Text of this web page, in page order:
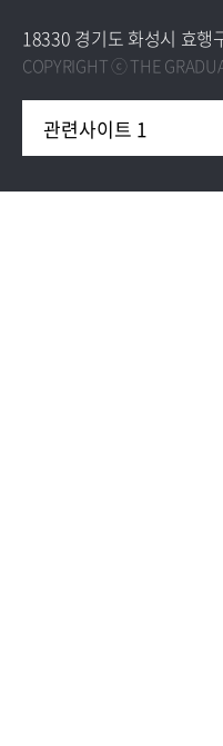
18330 경기도 화성시 효행
COPYRIGHT ⓒ THE